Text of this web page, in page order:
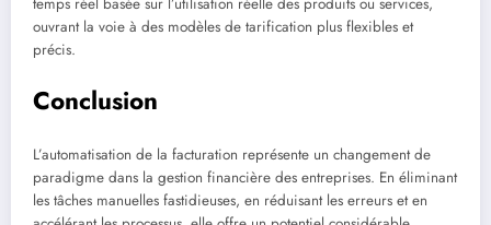
temps réel basée sur l’utilisation réelle des produits ou services,
ouvrant la voie à des modèles de tarification plus flexibles et
précis.
Conclusion
L’automatisation de la facturation représente un changement de
paradigme dans la gestion financière des entreprises. En éliminant
les tâches manuelles fastidieuses, en réduisant les erreurs et en